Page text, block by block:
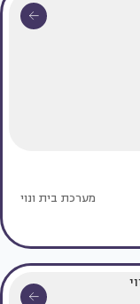
מערכת בית ונוי